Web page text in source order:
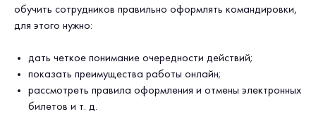
обучить сотрудников правильно оформлять командировки,
для этого нужно:
дать четкое понимание очередности действий;
показать преимущества работы онлайн;
рассмотреть правила оформления и отмены электронных
билетов и т. д.